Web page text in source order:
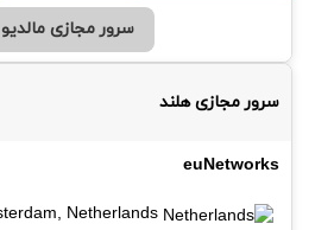
سرور مجازی مالدیو
سرور مجازی هلند
euNetworks